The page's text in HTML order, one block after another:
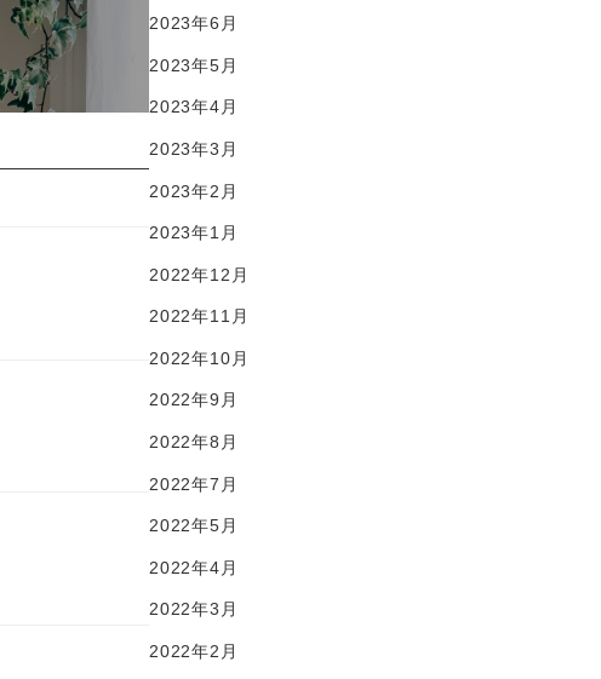
2023年6月
2023年5月
2023年4月
2023年3月
2023年2月
2023年1月
2022年12月
2022年11月
2022年10月
2022年9月
2022年8月
2022年7月
2022年5月
2022年4月
2022年3月
2022年2月